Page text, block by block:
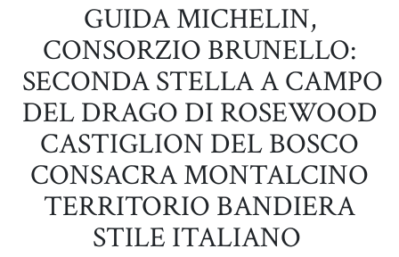
GUIDA MICHELIN,
CONSORZIO BRUNELLO:
SECONDA STELLA A CAMPO
DEL DRAGO DI ROSEWOOD
CASTIGLION DEL BOSCO
CONSACRA MONTALCINO
TERRITORIO BANDIERA
STILE ITALIANO